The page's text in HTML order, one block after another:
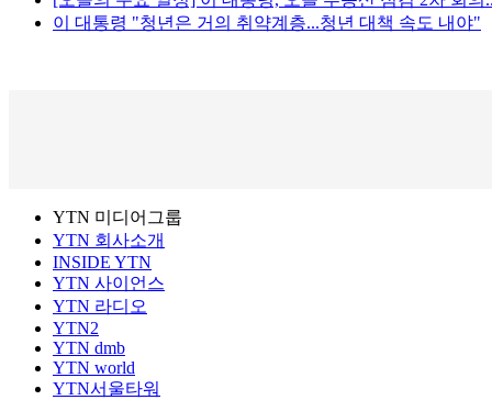
이 대통령 "청년은 거의 취약계층...청년 대책 속도 내야"
YTN 미디어그룹
YTN 회사소개
INSIDE YTN
YTN 사이언스
YTN 라디오
YTN2
YTN dmb
YTN world
YTN서울타워